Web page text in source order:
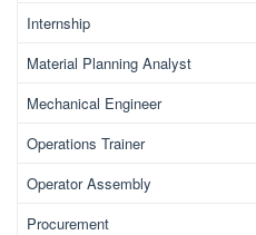
Internship
Material Planning Analyst
Mechanical Engineer
Operations Trainer
Operator Assembly
Procurement